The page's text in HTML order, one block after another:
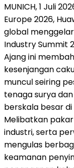
MUNICH, 1 Juli
Europe 2026,
global menggelar
Industry Summit
Ajang ini
kesenjangan
muncul seiring
tenaga surya
berskala besar
Melibatkan
industri, serta
mengulas
keamanan